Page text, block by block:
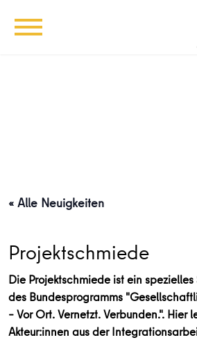
« Alle Neuigkeiten
Projektschmiede
Die Projektschmiede ist ein
des Bundesprogramms
– Vor Ort. Vernetzt. Verbunden.". Hier
Akteur:innen aus der